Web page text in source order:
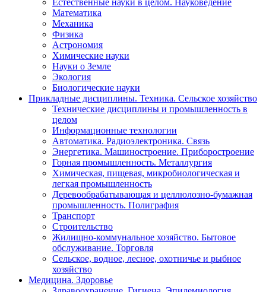
Математика
Механика
Физика
Астрономия
Химические науки
Науки о Земле
Экология
Биологические науки
Прикладные дисциплины. Техника. Сельское хозяйство
Технические дисциплины и промышленность в
целом
Информационные технологии
Автоматика. Радиоэлектроника. Связь
Энергетика. Машиностроение. Приборостроение
Горная промышленность. Металлургия
Химическая, пищевая, микробиологическая и
легкая промышленность
Деревообрабатывающая и целлюлозно-бумажная
промышленность. Полиграфия
Транспорт
Строительство
Жилищно-коммунальное хозяйство. Бытовое
обслуживание. Торговля
Сельское, водное, лесное, охотничье и рыбное
хозяйство
Медицина. Здоровье